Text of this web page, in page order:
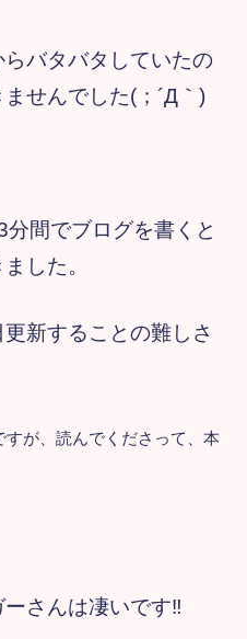
バタバタしていたの
せんでした(；´Д｀)
間でブログを書くと
した。
新することの難しさ
すが、読んでくださって、本
さんは凄いです‼